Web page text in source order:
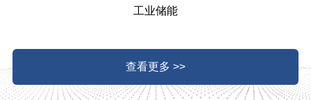
工业储能
查看更多 >>